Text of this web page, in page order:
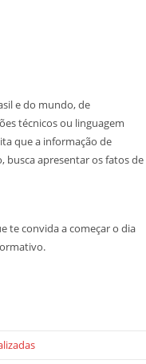
e do mundo, de
técnicos ou linguagem
que a informação de
busca apresentar os fatos de
te convida a começar o dia